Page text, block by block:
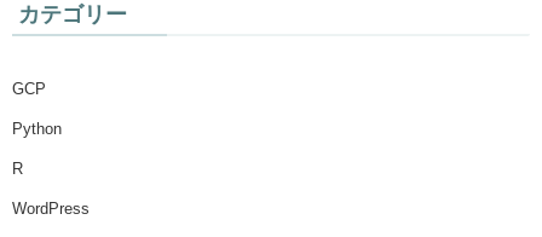
カテゴリー
GCP
Python
R
WordPress